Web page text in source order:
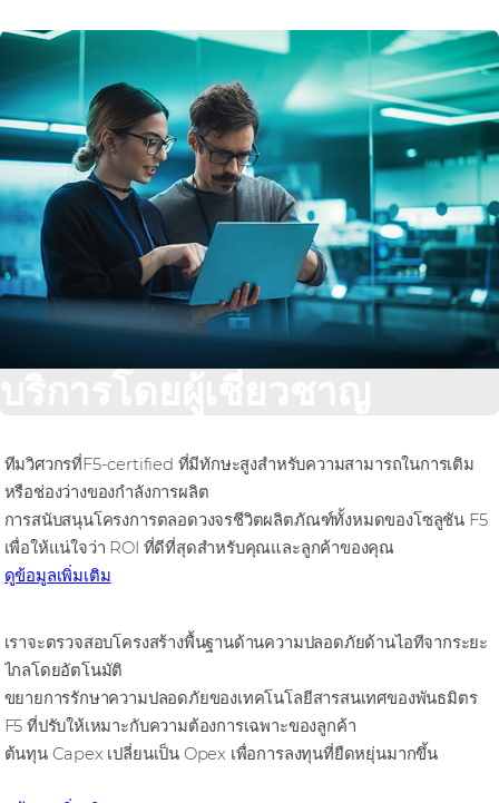
ทีมวิศวกรที่F5-certified ที่มีทักษะสูงสําหรับความสามารถในการเติม
หรือช่องว่างของกําลังการผลิต
การสนับสนุนโครงการตลอดวงจรชีวิตผลิตภัณฑ์ทั้งหมดของโซลูชัน F5
เพื่อให้แน่ใจว่า ROI ที่ดีที่สุดสําหรับคุณและลูกค้าของคุณ
ดูข้อมูลเพิ่มเติม
เราจะตรวจสอบโครงสร้างพื้นฐานด้านความปลอดภัยด้านไอทีจากระยะ
ไกลโดยอัตโนมัติ
ขยายการรักษาความปลอดภัยของเทคโนโลยีสารสนเทศของพันธมิตร
F5 ที่ปรับให้เหมาะกับความต้องการเฉพาะของลูกค้า
ต้นทุน Capex เปลี่ยนเป็น Opex เพื่อการลงทุนที่ยืดหยุ่นมากขึ้น